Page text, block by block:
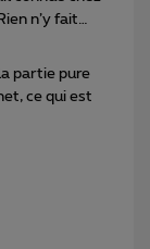
n’y fait…
partie pure
ce qui est